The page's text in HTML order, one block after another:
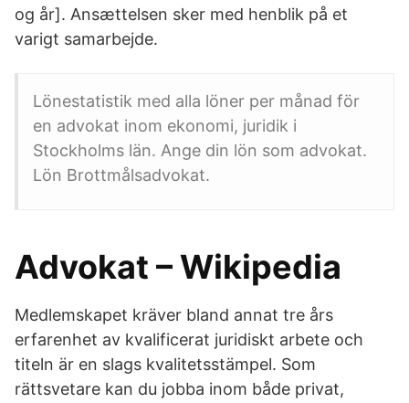
og år]. Ansættelsen sker med henblik på et
varigt samarbejde.
Lönestatistik med alla löner per månad för
en advokat inom ekonomi, juridik i
Stockholms län. Ange din lön som advokat.
Lön Brottmålsadvokat.
Advokat – Wikipedia
Medlemskapet kräver bland annat tre års
erfarenhet av kvalificerat juridiskt arbete och
titeln är en slags kvalitetsstämpel. Som
rättsvetare kan du jobba inom både privat,